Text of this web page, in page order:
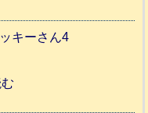
和
年
キーさん4